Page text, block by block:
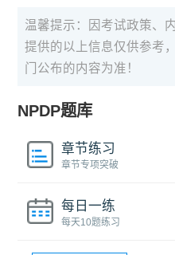
温馨提示：因考试政策、
提供的以上信息仅供参考
门公布的内容为准！
NPDP题库
章节练习
章节专项突破
每日一练
每天10题练习